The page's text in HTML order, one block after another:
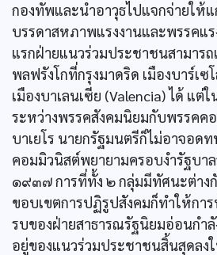
กองทัพและนำอาวุธไปแจกจ่ายให้
บรรดาสหภาพแรงงานและพรรคแ
แรกฝ่ายแนวร่วมประชาชนสามาร
พลฟรังโกที่กรุงมาดริด เมืองบาร์เซ
เมืองบาเลนเซีย (Valencia) ได้ แต่
ระหว่างพรรคสังคมนิยมกับพรรคค
บาเยโร นายกรัฐมนตรีก็ไม่อาจอด
คอมมิวนิสต์พยายามครอบงำรัฐบา
๑๙๓๗ การที่ทั้ง ๒ กลุ่มมีทัศนะต่าง
ขอบเขตการปฏิรูปสังคมก็ทำให้กา
รบของฝ่ายสาธารณรัฐนิยมอ่อนกำลั
อยู่ของแนวร่วมประชาชนสิ้นสุดล